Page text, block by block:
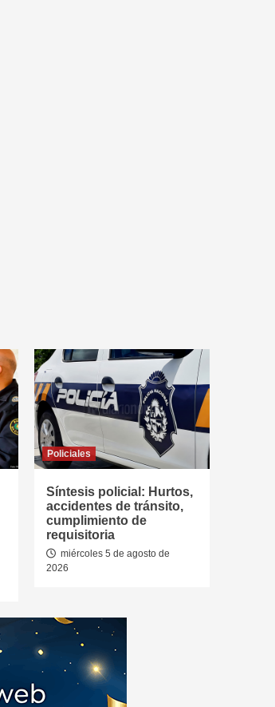
Policiales
Síntesis policial: Hurtos,
accidentes de tránsito,
cumplimiento de
requisitoria
miércoles 5 de agosto de
2026